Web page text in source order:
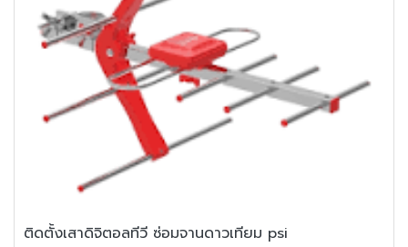
ติดตั้งเสาดิจิตอลทีวี ซ่อมจานดาวเทียม psi